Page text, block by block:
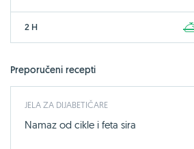
2 H
Preporučeni recepti
JELA ZA DIJABETIČARE
Namaz od cikle i feta sira